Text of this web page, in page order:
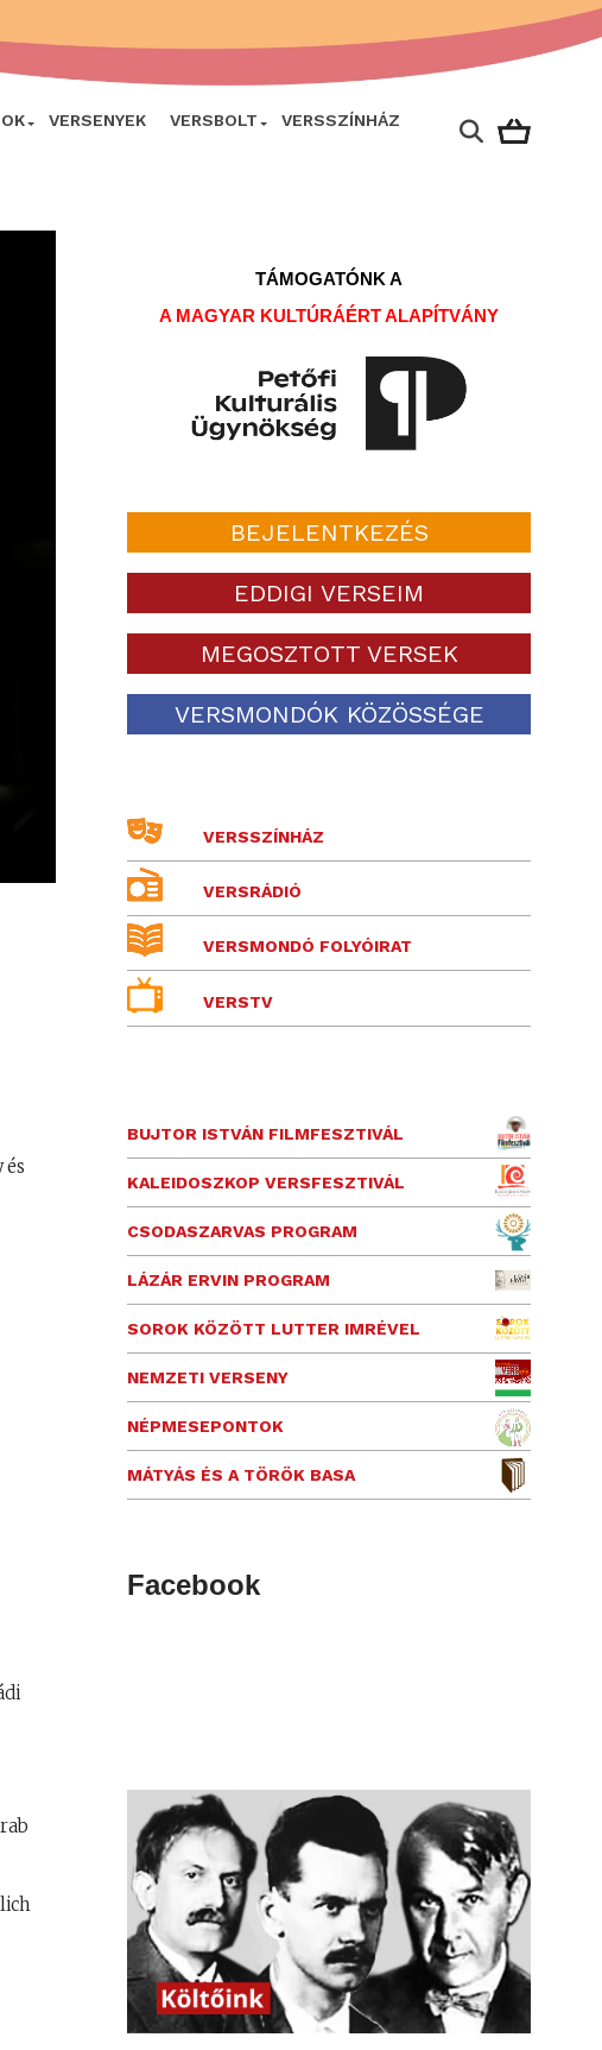
VERSENYEK VERSBOLT VERSSZÍNHÁZ
TÁMOGATÓNK A
A MAGYAR KULTÚRÁÉRT ALAPÍTVÁNY
BEJELENTKEZÉS
EDDIGI VERSEIM
MEGOSZTOTT VERSEK
VERSMONDÓK KÖZÖSSÉGE
VERSSZÍNHÁZ
VERSRÁDIÓ
VERSMONDÓ FOLYÓIRAT
VERSTV
BUJTOR ISTVÁN FILMFESZTIVÁL
KALEIDOSZKOP VERSFESZTIVÁL
CSODASZARVAS PROGRAM
LÁZÁR ERVIN PROGRAM
SOROK KÖZÖTT LUTTER IMRÉVEL
NEMZETI VERSENY
NÉPMESEPONTOK
MÁTYÁS ÉS A TÖRÖK BASA
Facebook